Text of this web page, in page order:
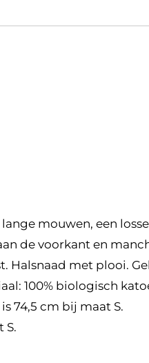
lange mouwen, een
de voorkant en
Halsnaad met plooi.
100% biologisch
74,5 cm bij maat S.
S.